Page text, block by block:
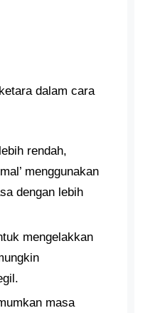
dalam cara
rendah,
menggunakan
dengan lebih
mengelakkan
masa